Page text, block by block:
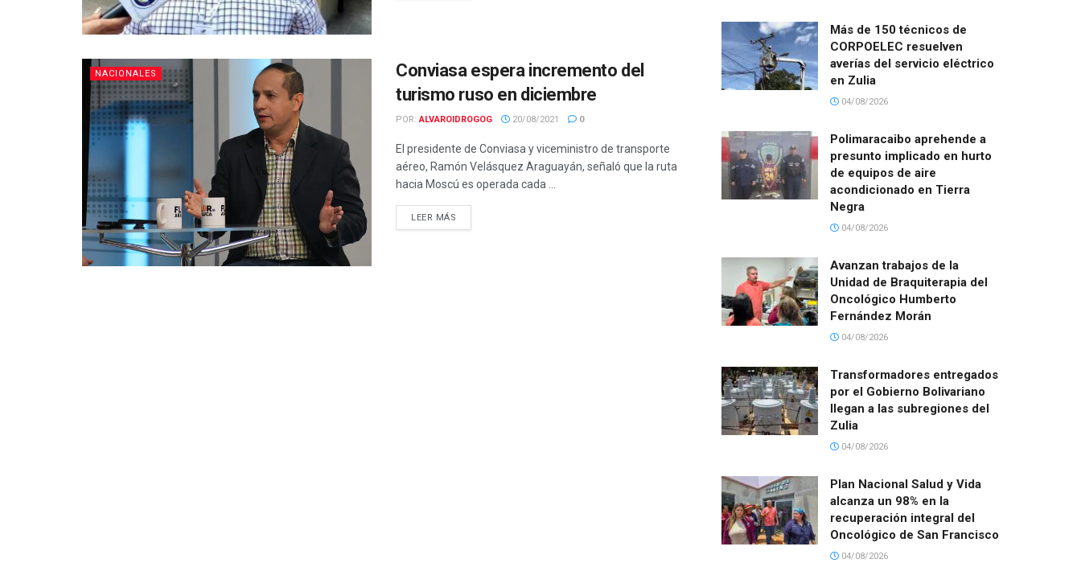
NACIONALES
Conviasa espera incremento del
turismo ruso en diciembre
POR:ALVAROIDROGOG 20/08/2021 0
El presidente de Conviasa y viceministro de transporte
aéreo, Ramón Velásquez Araguayán, señaló que la ruta
hacia Moscú es operada cada ...
LEER MÁS
Más de 150 técnicos de
CORPOELEC resuelven
averías del servicio eléctrico
en Zulia
04/08/2026
Polimaracaibo aprehende a
presunto implicado en hurto
de equipos de aire
acondicionado en Tierra
Negra
04/08/2026
Avanzan trabajos de la
Unidad de Braquiterapia del
Oncológico Humberto
Fernández Morán
04/08/2026
Transformadores entregados
por el Gobierno Bolivariano
llegan a las subregiones del
Zulia
04/08/2026
Plan Nacional Salud y Vida
alcanza un 98% en la
recuperación integral del
Oncológico de San Francisco
04/08/2026